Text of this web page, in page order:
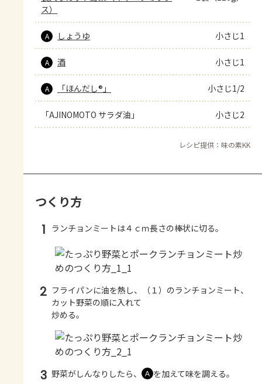
ス）
A しょうゆ 小さじ1
A 酒 小さじ1
A 「ほんだし®」 小さじ1/2
「AJINOMOTO サラダ油」 小さじ2
レシピ提供：味の素KK
つくり方
1 ランチョンミートは４ｃｍ長さの棒状に切る。
2 フライパンに油を熱し、（１）のランチョンミート、
カット野菜の順に入れて
炒める。
3 野菜がしんなりしたら、 Ａ を加えて味を調える。